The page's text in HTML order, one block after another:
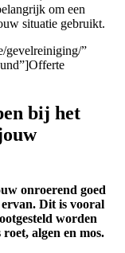
om een
situatie gebruikt.
gevelreiniging/”
bij het
onroerend goed
Dit is vooral
worden
algen en mos.